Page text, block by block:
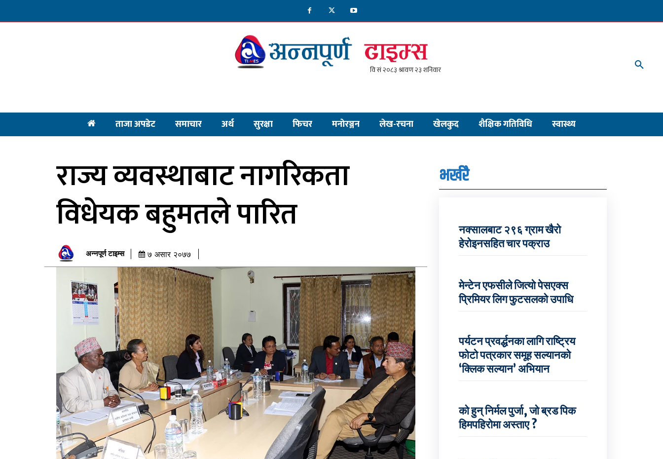
ताजा अपडेट समाचार अर्थ सुरक्षा फिचर मनाेरञ्जन लेख-रचना खेलकुद शैक्षिक गतिविधि स्वास्थ्य
राज्य व्यवस्थाबाट नागरिकता
विधेयक बहुमतले पारित
अन्नपूर्ण टाइम्स ७ असार २०७७
भर्खरै
नक्सालबाट २९६ ग्राम खैरो
हेरोइनसहित चार पक्राउ
मेन्टेन एफसीले जित्यो पेसएक्स
प्रिमियर लिग फुटसलको उपाधि
पर्यटन प्रवर्द्धनका लागि राष्ट्रिय
फोटो पत्रकार समूह सल्यानको
‘क्लिक सल्यान’ अभियान
को हुन् निर्मल पुर्जा, जो ब्रड पिक
हिमपहिरोमा अस्ताए ?